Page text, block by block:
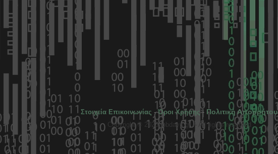
Στοιχεία Επικοινωνίας -Όροι Χρήσης- Πολιτική Απορρήτου
Copyright © 2023 jobdays.gr -- All rights reserved